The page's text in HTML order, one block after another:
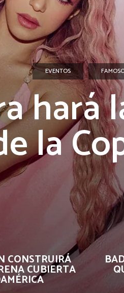
EVENTOS
hará
la
CONSTRUIRÁ
CUBIERTA